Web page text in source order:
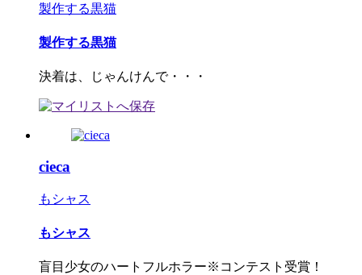
製作する黒猫
製作する黒猫
決着は、じゃんけんで・・・
cieca
もシャス
もシャス
盲目少女のハートフルホラー※コンテスト受賞！